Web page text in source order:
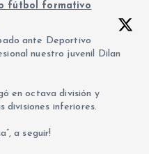
fútbol formativo
ante Deportivo
nuestro juvenil Dilan
en octava división y
divisiones inferiores.
a seguir!